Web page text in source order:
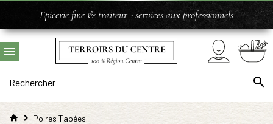
Epicerie fine & traiteur - services aux professionnels
Poires Tapées